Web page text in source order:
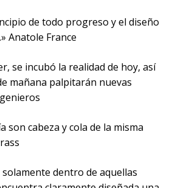
de todo progreso y el diseño
Anatole France
se incubó la realidad de hoy, así
mañana palpitarán nuevas
son cabeza y cola de la misma
dentro de aquellas